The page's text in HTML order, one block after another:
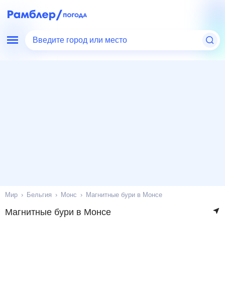
Введите город или место
Мир Бельгия Монс Магнитные бури в Монсе
Магнитные бури в Монсе